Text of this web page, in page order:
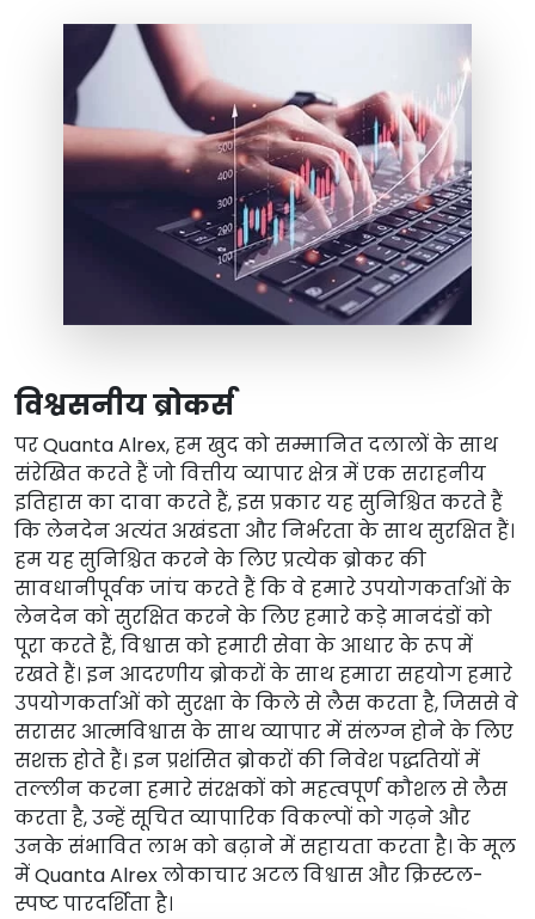
विश्वसनीय ब्रोकर्स
परQuanta Alrex, हम खुद को सम्मानित दलालों के साथ
संरेखित करते हैं जो वित्तीय व्यापार क्षेत्र में एक सराहनीय
इतिहास का दावा करते हैं, इस प्रकार यह सुनिश्चित करते हैं
कि लेनदेन अत्यंत अखंडता और निर्भरता के साथ सुरक्षित हैं।
हम यह सुनिश्चित करने के लिए प्रत्येक ब्रोकर की
सावधानीपूर्वक जांच करते हैं कि वे हमारे उपयोगकर्ताओं के
लेनदेन को सुरक्षित करने के लिए हमारे कड़े मानदंडों को
पूरा करते हैं, विश्वास को हमारी सेवा के आधार के रूप में
रखते हैं। इन आदरणीय ब्रोकरों के साथ हमारा सहयोग हमारे
उपयोगकर्ताओं को सुरक्षा के किले से लैस करता है, जिससे वे
सरासर आत्मविश्वास के साथ व्यापार में संलग्न होने के लिए
सशक्त होते हैं। इन प्रशंसित ब्रोकरों की निवेश पद्धतियों में
तल्लीन करना हमारे संरक्षकों को महत्वपूर्ण कौशल से लैस
करता है, उन्हें सूचित व्यापारिक विकल्पों को गढ़ने और
उनके संभावित लाभ को बढ़ाने में सहायता करता है। के मूल
मेंQuanta Alrexलोकाचार अटल विश्वास और क्रिस्टल-
स्पष्ट पारदर्शिता है।